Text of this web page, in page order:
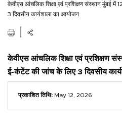
केवीएस आंचलिक शिक्षा एवं प्रशिक्षण संस्थान मुंबई
3 दिवसीय कार्यशाला का आयोजन
केवीएस आंचलिक शिक्षा एवं प्रशिक्षण
ई-कंटेंट की जांच के लिए 3 दिवसीय
प्रकाशित तिथि: May 12, 2026